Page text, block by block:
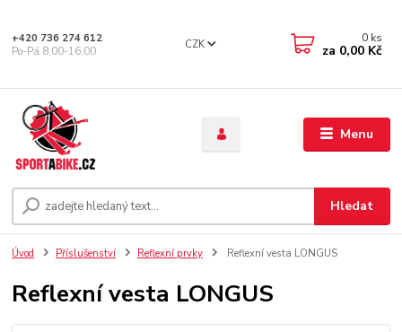
Menu
CZK
Hledat
+420 736 274 612
Po-Pá 8.00-16.00
0 ks
za 0,00 Kč
Úvod Příslušenství Reflexní prvky Reflexní vesta LONGUS
Reflexní vesta LONGUS